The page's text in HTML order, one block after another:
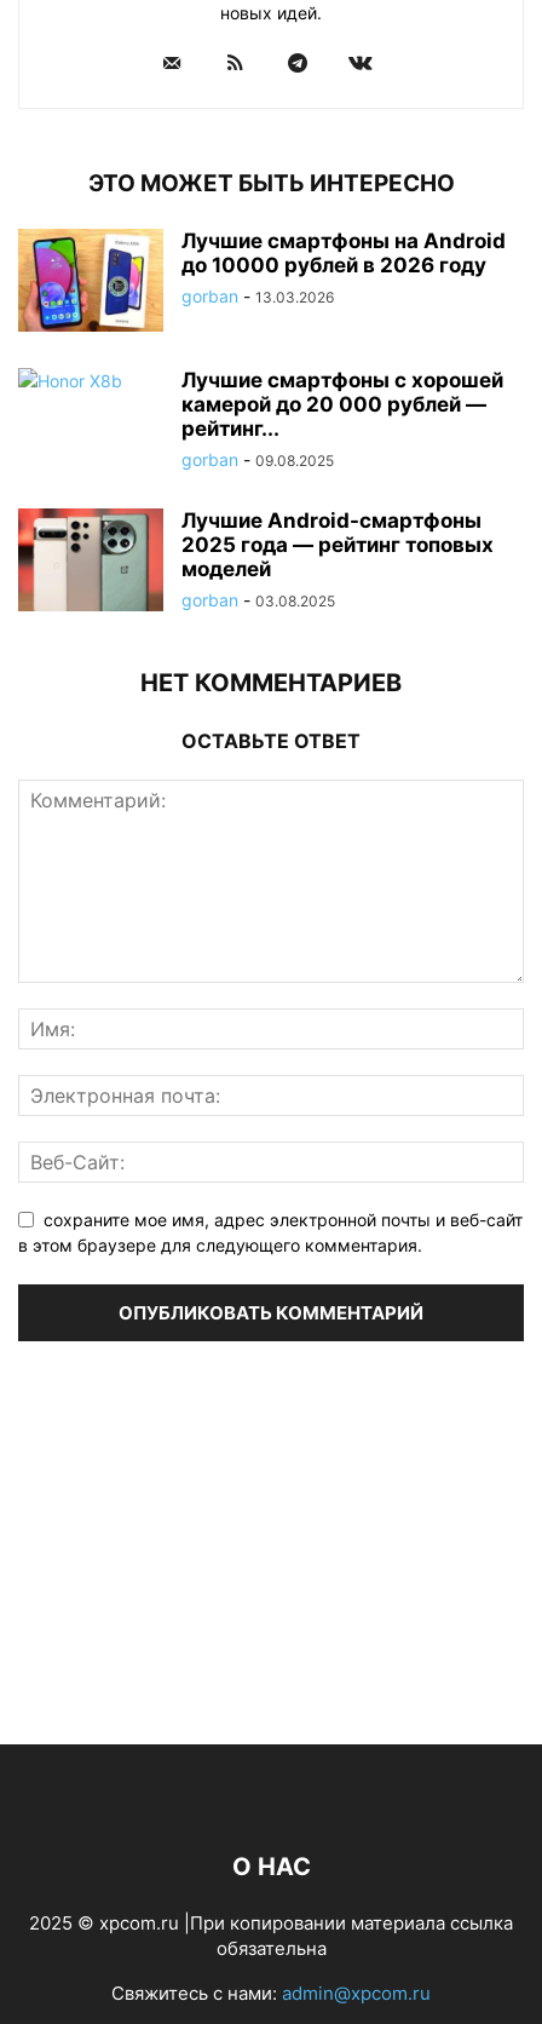
новых идей.
ЭТО МОЖЕТ БЫТЬ ИНТЕРЕСНО
Лучшие смартфоны на Android
до 10000 рублей в 2026 году
gorban - 13.03.2026
Лучшие смартфоны с хорошей
камерой до 20 000 рублей —
рейтинг...
gorban - 09.08.2025
Лучшие Android-смартфоны
2025 года — рейтинг топовых
моделей
gorban - 03.08.2025
НЕТ КОММЕНТАРИЕВ
ОСТАВЬТЕ ОТВЕТ
сохраните мое имя, адрес электронной почты и веб-сайт
в этом браузере для следующего комментария.
О НАС
2025 © xpcom.ru |При копировании материала ссылка
обязательна
Свяжитесь с нами: admin@xpcom.ru